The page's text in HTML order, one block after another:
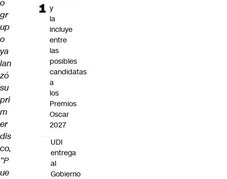
o
gr
up
o
ya
lan
zó
su
pri
m
er
dis
co,
“P
ue
y
la
incluye
entre
las
posibles
candidatas
a
los
Premios
Oscar
2027
UDI
entrega
al
Gobierno